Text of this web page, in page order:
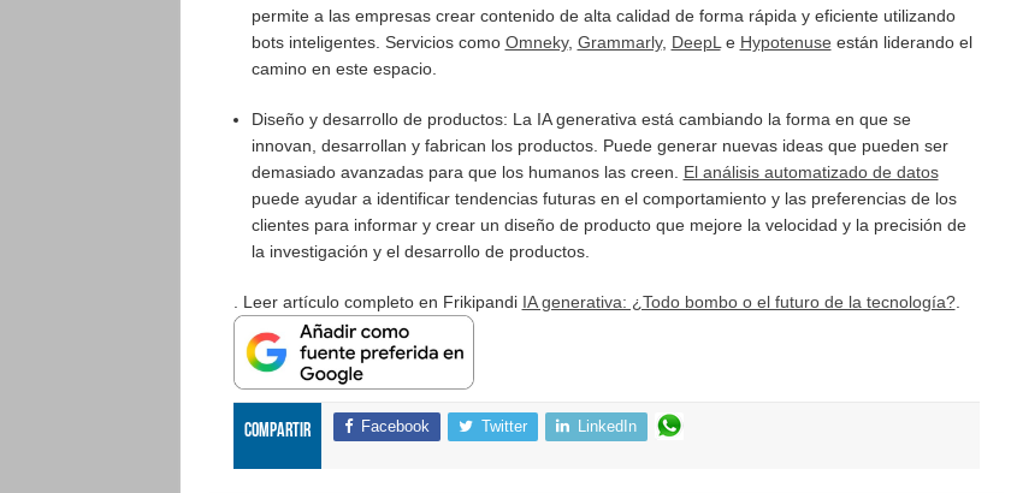
permite a las empresas crear contenido de alta calidad de forma rápida y eficiente utilizando
bots inteligentes. Servicios como Omneky, Grammarly, DeepL e Hypotenuse están liderando el
camino en este espacio.
Diseño y desarrollo de productos: La IA generativa está cambiando la forma en que se
innovan, desarrollan y fabrican los productos. Puede generar nuevas ideas que pueden ser
demasiado avanzadas para que los humanos las creen. El análisis automatizado de datos
puede ayudar a identificar tendencias futuras en el comportamiento y las preferencias de los
clientes para informar y crear un diseño de producto que mejore la velocidad y la precisión de
la investigación y el desarrollo de productos.
. Leer artículo completo en Frikipandi IA generativa: ¿Todo bombo o el futuro de la tecnología?.
Compartir Facebook Twitter LinkedIn